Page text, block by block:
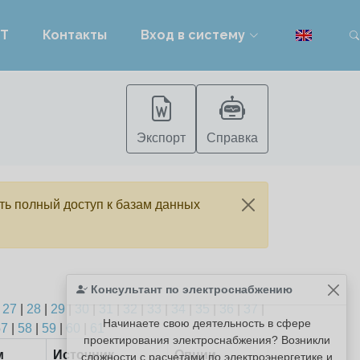
Контакты Вход в систему
Экспорт Справка
полный доступ к базам данных
Консультант по электроснабжению
Начинаете свою деятельность в сфере
проектирования электроснабжения? Возникли
сложности с расчетами по электроэнергетике и
27 28 29 | 30 | 31 | 32 | 33 | 34 | 35 | 36 | 37 |
58 59
61
Источник Опции